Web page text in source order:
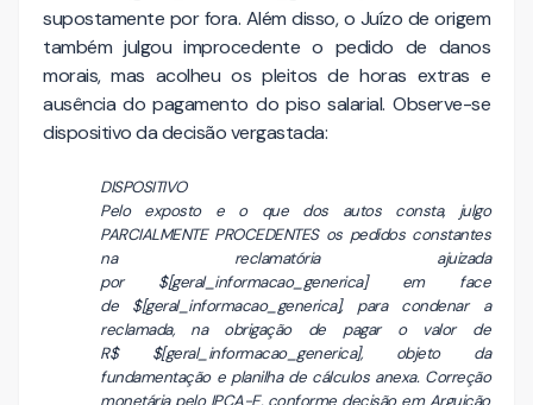
supostamente por fora. Além disso, o Juízo de origem
também julgou improcedente o pedido de danos
morais, mas acolheu os pleitos de horas extras e
ausência do pagamento do piso salarial. Observe-se
dispositivo da decisão vergastada:
DISPOSITIVO
Pelo exposto e o que dos autos consta, julgo
PARCIALMENTE PROCEDENTES os pedidos constantes
na reclamatória ajuizada
por $[geral_informacao_generica] em face
de $[geral_informacao_generica], para condenar a
reclamada, na obrigação de pagar o valor de
R$ $[geral_informacao_generica], objeto da
fundamentação e planilha de cálculos anexa. Correção
monetária pelo IPCA-E, conforme decisão em Arguição